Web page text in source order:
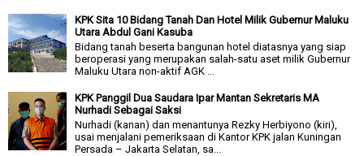
KPK Sita 10 Bidang Tanah Dan Hotel Milik Gubernur Maluku
Utara Abdul Gani Kasuba
Bidang tanah beserta bangunan hotel diatasnya yang siap
beroperasi yang merupakan salah-satu aset milik Gubernur
Maluku Utara non-aktif AGK ...
KPK Panggil Dua Saudara Ipar Mantan Sekretaris MA
Nurhadi Sebagai Saksi
Nurhadi (kanan) dan menantunya Rezky Herbiyono (kiri),
usai menjalani pemeriksaan di Kantor KPK jalan Kuningan
Persada – Jakarta Selatan, sa...